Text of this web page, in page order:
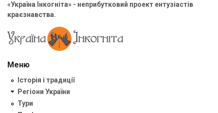
«Україна Інкогніта» - неприбутковий проект ентузіастів
краєзнавства.
Меню
Історія і традиції
Регіони України
Тури